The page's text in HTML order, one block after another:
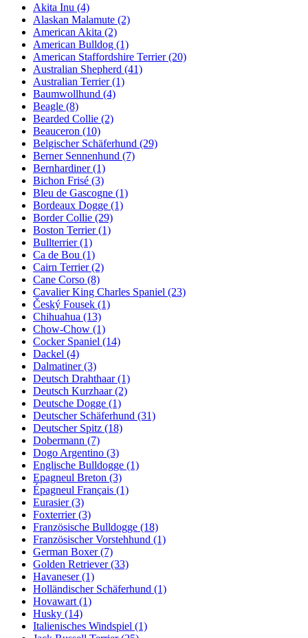
Akita Inu (4)
Alaskan Malamute (2)
American Akita (2)
American Bulldog (1)
American Staffordshire Terrier(20)
Australian Shepherd (41)
Australian Terrier(1)
Baumwollhund (4)
Beagle (8)
Bearded Collie (2)
Beauceron (10)
Belgischer Schäferhund (29)
Berner Sennenhund (7)
Bernhardiner(1)
Bichon Frisé (3)
Bleu de Gascogne (1)
Bordeaux Dogge (1)
Border Collie (29)
Boston Terrier(1)
Bullterrier(1)
Ca de Bou (1)
Cairn Terrier(2)
Cane Corso (8)
Cavalier King Charles Spaniel (23)
Český Fousek (1)
Chihuahua (13)
Chow-Chow (1)
Cocker Spaniel (14)
Dackel (4)
Dalmatiner(3)
Deutsch Drahthaar(1)
Deutsch Kurzhaar(2)
Deutsche Dogge (1)
Deutscher Schäferhund (31)
Deutscher Spitz (18)
Dobermann (7)
Dogo Argentino (3)
Englische Bulldogge (1)
Epagneul Breton (3)
Épagneul Français (1)
Eurasier(3)
Foxterrier(3)
Französische Bulldogge (18)
Französischer Vorstehhund (1)
German Boxer(7)
Golden Retriever(33)
Havaneser(1)
Holländischer Schäferhund (1)
Hovawart (1)
Husky (14)
Italienisches Windspiel (1)